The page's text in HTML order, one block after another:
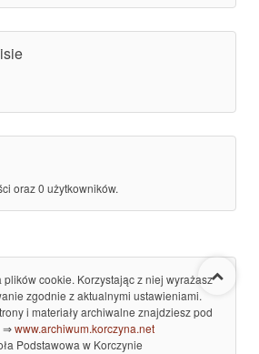
oraz 0 użytkowników.
plików cookie. Korzystając z niej wyrażasz
zgodnie z aktualnymi ustawieniami.
i materiały archiwalne znajdziesz pod
⇒www.archiwum.korczyna.net
Podstawowa w Korczynie